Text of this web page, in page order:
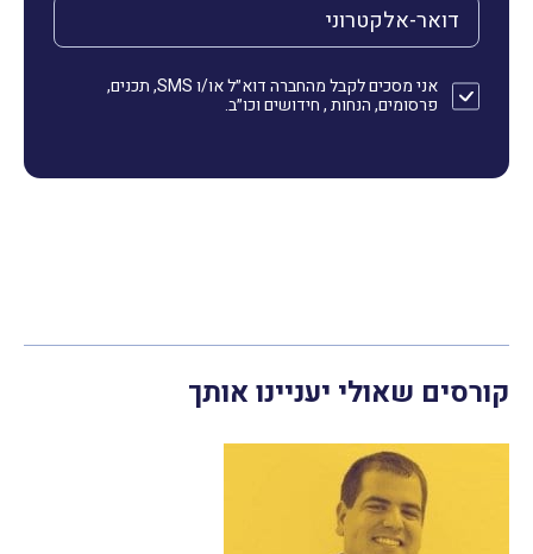
הדואר האלקטרוני שלך (חובה)
אני מסכים לקבל מהחברה דוא״ל או/ו SMS, תכנים,
פרסומים, הנחות , חידושים וכו״ב.
קורסים שאולי יעניינו אותך